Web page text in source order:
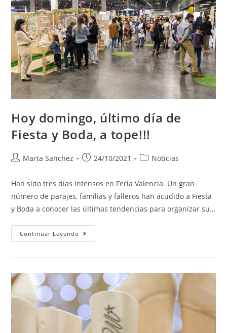
Hoy domingo, último día de
Fiesta y Boda, a tope!!!
Marta Sanchez 24/10/2021 Noticias
Han sido tres días intensos en Feria Valencia. Un gran
número de parajes, familias y falleros han acudido a Fiesta
y Boda a conocer las últimas tendencias para organizar su…
Continuar Leyendo